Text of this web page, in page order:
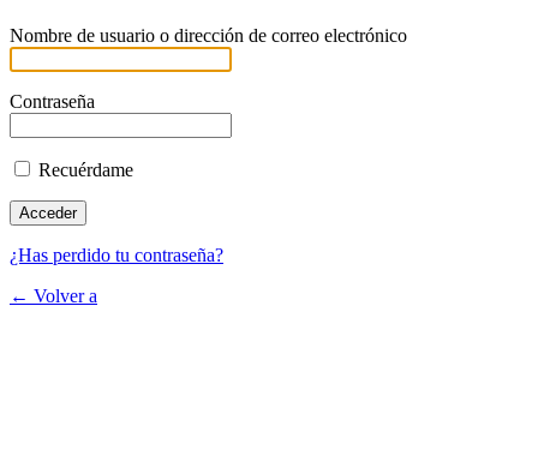
Nombre de usuario o dirección de correo electrónico
Contraseña
Recuérdame
¿Has perdido tu contraseña?
← Volver a